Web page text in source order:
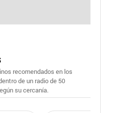
recomendados en los
de un radio de 50
su cercanía.